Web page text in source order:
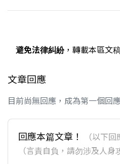
避免法律糾紛，轉載本區文
文章回應
目前尚無回應，成為第一個回
回應本篇文章！
（以下
（言責自負，請勿涉及人身